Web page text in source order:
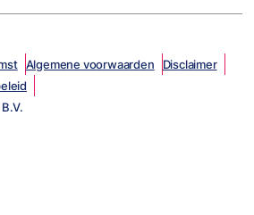
Algemene voorwaarden
Disclaimer